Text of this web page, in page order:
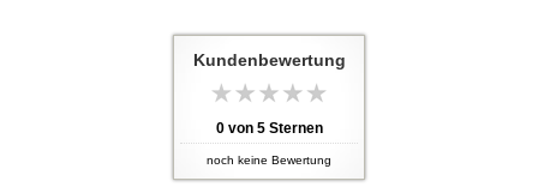
Kundenbewertung
0von 5Sternen
noch keine Bewertung